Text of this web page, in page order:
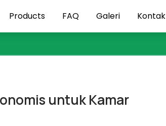
Products FAQ Galeri Kontak
untuk Kamar